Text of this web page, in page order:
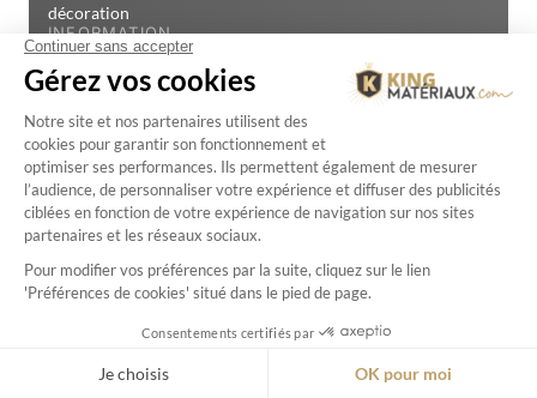
décoration
INFORMATION
Qui sommes-nous ?
Nos engagements
Projets clients
Nos Pubs
KingMat' Le Blog
Espace professionnels
Mon compte
Livraisons
Cacul de tonnage
Kits Pétanque
Matériaux de Pétanque